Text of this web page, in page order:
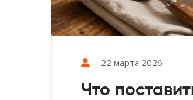
22 марта 2026
Что